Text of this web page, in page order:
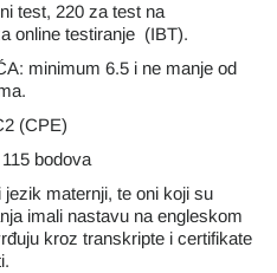
test, 220 za test na
online testiranje (IBT).
minimum 6.5 i ne manje od
(CPE)
bodova
maternji, te oni koji su
imali nastavu na engleskom
kroz transkripte i certifikate